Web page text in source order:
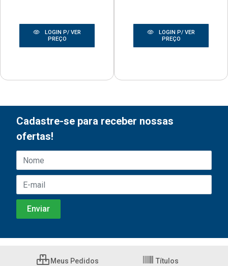
LOGIN P/ VER
PREÇO
LOGIN P/ VER
PREÇO
Cadastre-se para receber nossas
ofertas!
Meus Pedidos Títulos